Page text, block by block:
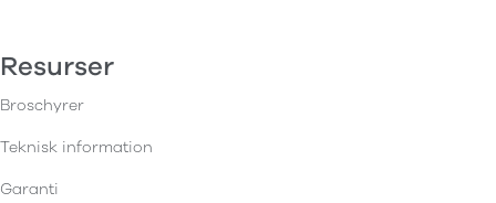
Resurser
Broschyrer
Teknisk information
Garanti